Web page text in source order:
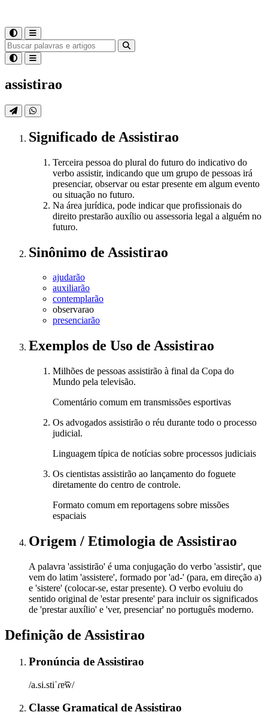
assistirao
Significado de Assistirao
Terceira pessoa do plural do futuro do indicativo do
verbo assistir, indicando que um grupo de pessoas irá
presenciar, observar ou estar presente em algum evento
ou situação no futuro.
Na área jurídica, pode indicar que profissionais do
direito prestarão auxílio ou assessoria legal a alguém no
futuro.
Sinônimo de Assistirao
ajudarão
auxiliarão
contemplarão
observarao
presenciarão
Exemplos de Uso de Assistirao
Milhões de pessoas assistirão à final da Copa do
Mundo pela televisão.
Comentário comum em transmissões esportivas
Os advogados assistirão o réu durante todo o processo
judicial.
Linguagem típica de notícias sobre processos judiciais
Os cientistas assistirão ao lançamento do foguete
diretamente do centro de controle.
Formato comum em reportagens sobre missões
espaciais
Origem / Etimologia de Assistirao
A palavra 'assistirão' é uma conjugação do verbo 'assistir', que
vem do latim 'assistere', formado por 'ad-' (para, em direção a)
e 'sistere' (colocar-se, estar presente). O verbo evoluiu do
sentido original de 'estar presente' para incluir os significados
de 'prestar auxílio' e 'ver, presenciar' no português moderno.
Definição de Assistirao
Pronúncia de Assistirao
/a.si.stiˈɾɐ̃w̃/
Classe Gramatical deAssistirao